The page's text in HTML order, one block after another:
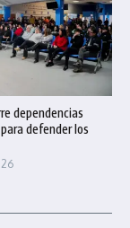
dependencias
defender los